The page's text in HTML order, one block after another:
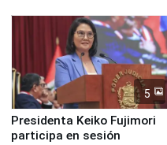
5
Presidenta Keiko Fujimori
participa en sesión